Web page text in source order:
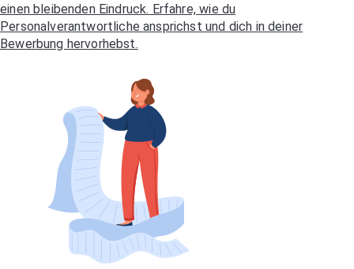
einen bleibenden Eindruck. Erfahre, wie du
Personalverantwortliche ansprichst und dich in deiner
Bewerbung hervorhebst.